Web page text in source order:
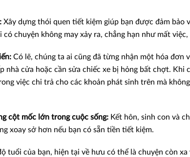
Xây dựng thói quen tiết kiệm giúp bạn được đảm bảo
có chuyện không may xảy ra, chẳng hạn như mất việc,
Có lẽ, chúng ta ai cũng đã từng nhận một hóa đơn
nhà cửa hoặc cần sửa chiếc xe bị hỏng bất chợt. Khi
việc chi trả cho các khoản phát sinh trên mà
cột mốc lớn trong cuộc sống:Kết hôn, sinh con và
xoay sở hơn nếu bạn có sẵn tiền tiết kiệm.
tuổi của bạn, hiện tại về hưu có thể là chuyện còn